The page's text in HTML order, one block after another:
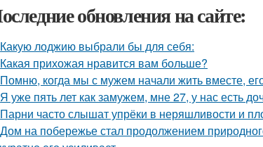
обновления на сайте:
Какую лоджию выбрали бы для себя:
Какая прихожая нравится вам больше?
Помню, когда мы с мужем начали жить вместе,
Я уже пять лет как замужем, мне 27, у нас есть
Парни часто слышат упрёки в неряшливости и
Дом на побережье стал продолжением